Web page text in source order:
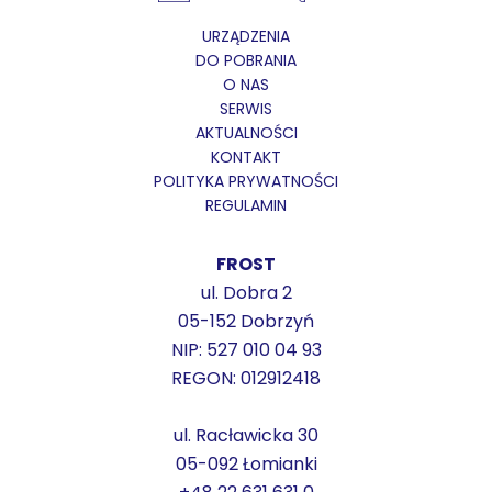
URZĄDZENIA
DO POBRANIA
O NAS
SERWIS
AKTUALNOŚCI
KONTAKT
POLITYKA PRYWATNOŚCI
REGULAMIN
FROST
ul. Dobra 2
05-152 Dobrzyń
NIP: 527 010 04 93
REGON: 012912418
ul. Racławicka 30
05-092 Łomianki